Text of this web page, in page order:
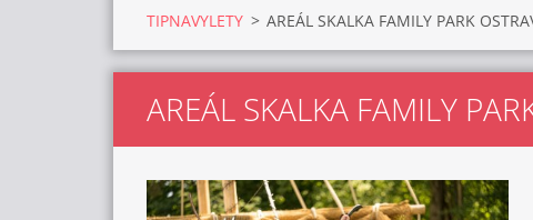
TIPNAVYLETY > AREÁL SKALKA FAMILY PARK
AREÁL SKALKA FAMILY